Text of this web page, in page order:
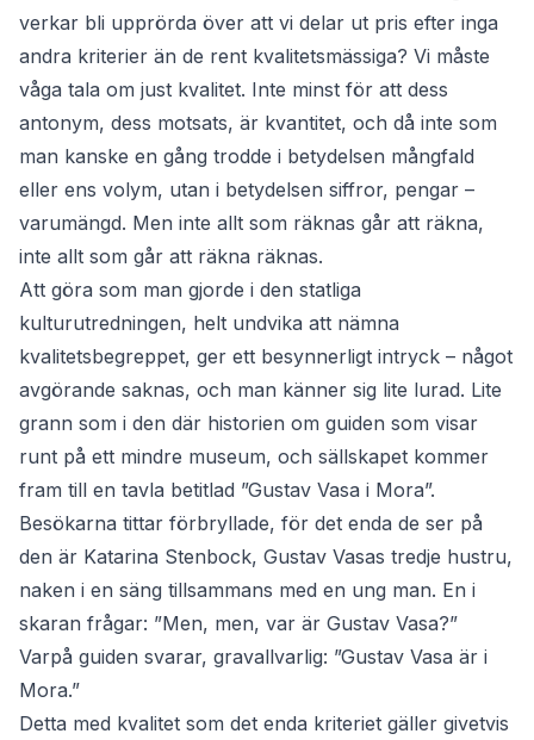
verkar bli upprörda över att vi delar ut pris efter inga
andra kriterier än de rent kvalitetsmässiga? Vi måste
våga tala om just kvalitet. Inte minst för att dess
antonym, dess motsats, är kvantitet, och då inte som
man kanske en gång trodde i betydelsen mångfald
eller ens volym, utan i betydelsen siffror, pengar –
varumängd. Men inte allt som räknas går att räkna,
inte allt som går att räkna räknas.
Att göra som man gjorde i den statliga
kulturutredningen, helt undvika att nämna
kvalitetsbegreppet, ger ett besynnerligt intryck – något
avgörande saknas, och man känner sig lite lurad. Lite
grann som i den där historien om guiden som visar
runt på ett mindre museum, och sällskapet kommer
fram till en tavla betitlad ”Gustav Vasa i Mora”.
Besökarna tittar förbryllade, för det enda de ser på
den är Katarina Stenbock, Gustav Vasas tredje hustru,
naken i en säng tillsammans med en ung man. En i
skaran frågar: ”Men, men, var är Gustav Vasa?”
Varpå guiden svarar, gravallvarlig: ”Gustav Vasa är i
Mora.”
Detta med kvalitet som det enda kriteriet gäller givetvis